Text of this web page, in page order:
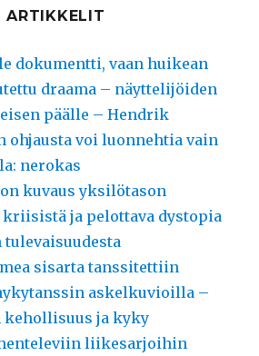
ARTIKKELIT
dokumentti, vaan huikean
draama – näyttelijöiden
päälle – Hendrik
ohjausta voi luonnehtia vain
nerokas
kuvaus yksilötason
ja pelottava dystopia
sisarta tanssitettiin
askelkuvioilla –
ja kyky
liikesarjoihin